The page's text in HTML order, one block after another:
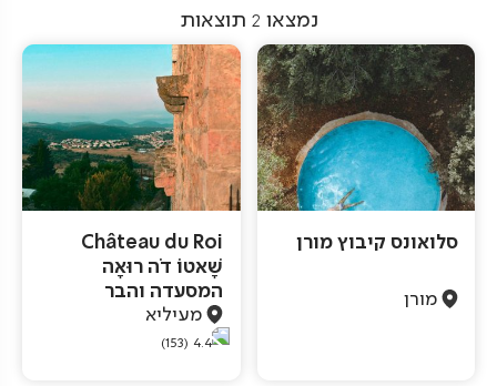
נמצאו 2 תוצאות
סלואונס קיבוץ מורן
מורן
Château du Roi
שָׁאטוֹ דֹה רוּאָה
המסעדה והבר
מעיליא
4.4
(153)